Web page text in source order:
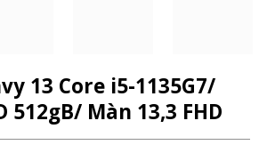
13 Core i5-1135G7/
512gB/ Màn 13,3 FHD